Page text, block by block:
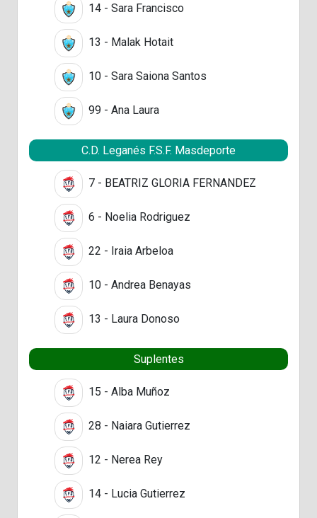
14 - Sara Francisco
13 - Malak Hotait
10 - Sara Saiona Santos
99 - Ana Laura
C.D. Leganés F.S.F. Masdeporte
7 - BEATRIZ GLORIA FERNANDEZ
6 - Noelia Rodriguez
22 - Iraia Arbeloa
10 - Andrea Benayas
13 - Laura Donoso
Suplentes
15 - Alba Muñoz
28 - Naiara Gutierrez
12 - Nerea Rey
14 - Lucia Gutierrez